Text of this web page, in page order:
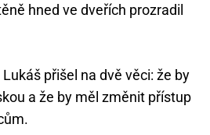
hned ve dveřích prozradil
přišel na dvě věci: že by
a že by měl změnit přístup